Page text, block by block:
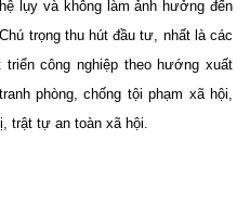
lụy và không làm ảnh hưởng đến
trọng thu hút đầu tư, nhất là các
triển công nghiệp theo hướng xuất
phòng, chống tội phạm xã hội,
trật tự an toàn xã hội.